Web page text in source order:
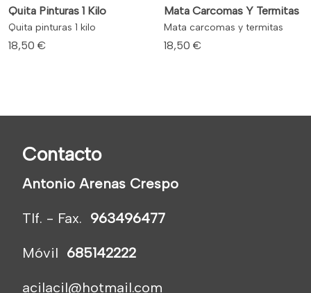
Quita Pinturas 1 Kilo
Quita pinturas 1 kilo
18,50 €
Mata Carcomas Y Termitas
Mata carcomas y termitas
18,50 €
Contacto
Antonio Arenas Crespo
Tlf. - Fax. 963496477
Móvil 685142222
acilacil@hotmail.com